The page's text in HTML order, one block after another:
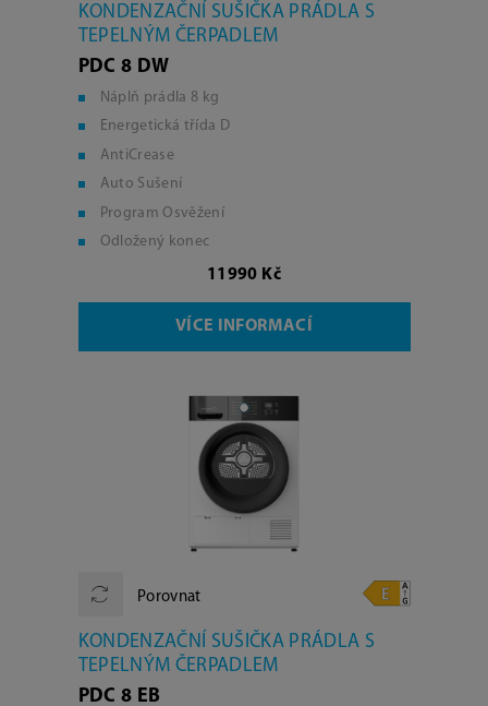
KONDENZAČNÍ SUŠIČKA PRÁDLA S
TEPELNÝM ČERPADLEM
PDC 8 DW
Náplň prádla 8 kg
Energetická třída D
AntiCrease
Auto Sušení
Program Osvěžení
Odložený konec
11990 Kč
VÍCE INFORMACÍ
Porovnat
KONDENZAČNÍ SUŠIČKA PRÁDLA S
TEPELNÝM ČERPADLEM
PDC 8 EB